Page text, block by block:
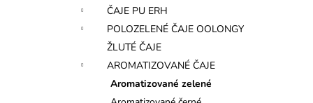
ČAJE PU ERH
POLOZELENÉ ČAJE OOLONGY
ŽLUTÉ ČAJE
AROMATIZOVANÉ ČAJE
Aromatizované zelené